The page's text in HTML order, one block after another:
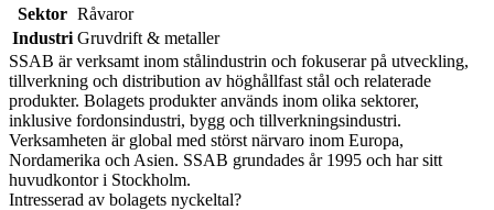
Sektor Råvaror
Industri Gruvdrift & metaller
SSAB är verksamt inom stålindustrin och fokuserar på utveckling,
tillverkning och distribution av höghållfast stål och relaterade
produkter. Bolagets produkter används inom olika sektorer,
inklusive fordonsindustri, bygg och tillverkningsindustri.
Verksamheten är global med störst närvaro inom Europa,
Nordamerika och Asien. SSAB grundades år 1995 och har sitt
huvudkontor i Stockholm.
Intresserad av bolagets nyckeltal?